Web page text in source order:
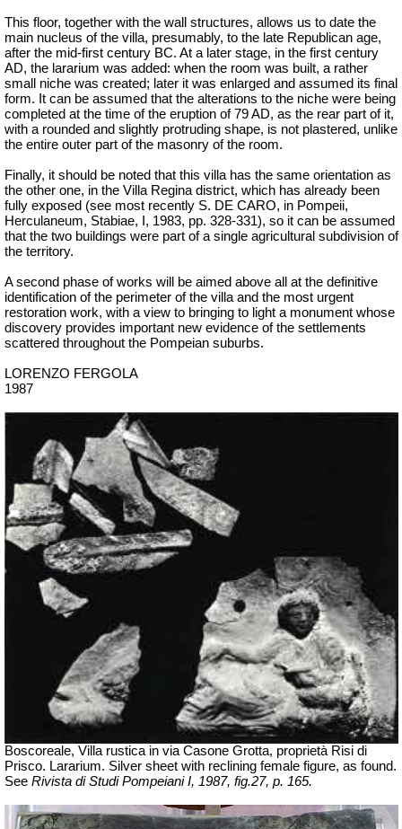
This floor, together with the wall structures, allows us to date the
main nucleus of the villa, presumably, to the late Republican age,
after the mid-first century BC. At a later stage, in the first century
AD, the lararium was added: when the room was built, a rather
small niche was created; later it was enlarged and assumed its final
form. It can be assumed that the alterations to the niche were being
completed at the time of the eruption of 79 AD, as the rear part of it,
with a rounded and slightly protruding shape, is not plastered, unlike
the entire outer part of the masonry of the room.
Finally, it should be noted that this villa has the same orientation as
the other one, in the Villa Regina district, which has already been
fully exposed (see most recently S. DE CARO, in Pompeii,
Herculaneum, Stabiae, I, 1983, pp. 328-331), so it can be assumed
that the two buildings were part of a single agricultural subdivision of
the territory.
A second phase of works will be aimed above all at the definitive
identification of the perimeter of the villa and the most urgent
restoration work, with a view to bringing to light a monument whose
discovery provides important new evidence of the settlements
scattered throughout the Pompeian suburbs.
LORENZO FERGOLA
1987
Boscoreale, Villa rustica in via Casone Grotta, proprietà Risi di
Prisco. Lararium. Silver sheet with reclining female figure, as found.
See Rivista di Studi Pompeiani I, 1987, fig.27, p. 165.